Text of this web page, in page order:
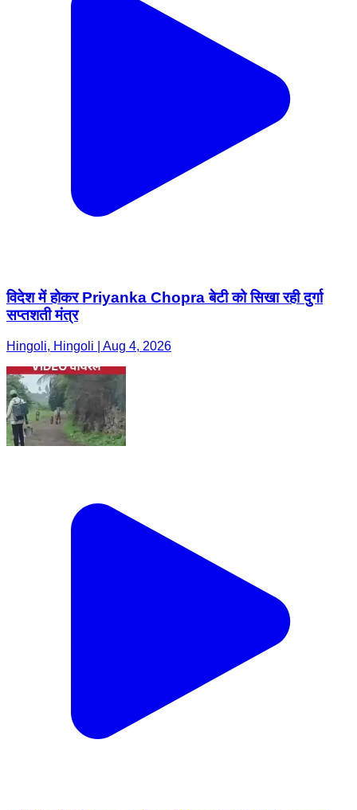
विदेश में होकर Priyanka Chopra बेटी को सिखा रही दुर्गा
सप्तशती मंत्र
Hingoli, Hingoli | Aug 4, 2026